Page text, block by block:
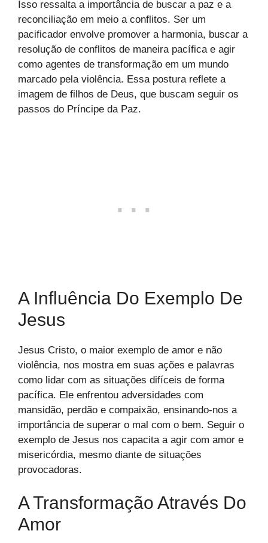
Isso ressalta a importância de buscar a paz e a
reconciliação em meio a conflitos. Ser um
pacificador envolve promover a harmonia, buscar a
resolução de conflitos de maneira pacífica e agir
como agentes de transformação em um mundo
marcado pela violência. Essa postura reflete a
imagem de filhos de Deus, que buscam seguir os
passos do Príncipe da Paz.
A Influência Do Exemplo De
Jesus
Jesus Cristo, o maior exemplo de amor e não
violência, nos mostra em suas ações e palavras
como lidar com as situações difíceis de forma
pacífica. Ele enfrentou adversidades com
mansidão, perdão e compaixão, ensinando-nos a
importância de superar o mal com o bem. Seguir o
exemplo de Jesus nos capacita a agir com amor e
misericórdia, mesmo diante de situações
provocadoras.
A Transformação Através Do
Amor